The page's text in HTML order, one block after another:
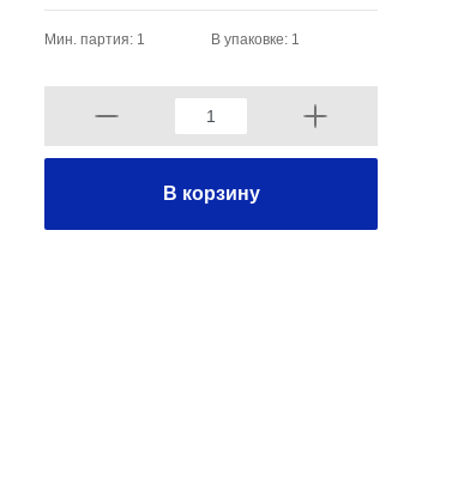
Мин. партия: 1 В упаковке: 1
В корзину